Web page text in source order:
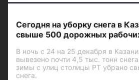
Сегодня на уборку снега в
свыше 500 дорожных
В ночь с 24 на 25 декабря в
вывезено почти 4,5 тыс. тонн
зимы с улиц столицы РТ убрано
снега.